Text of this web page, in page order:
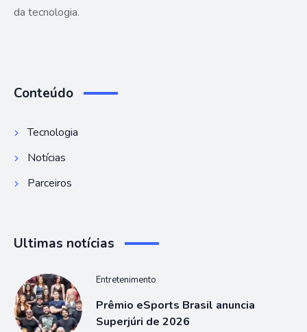
da tecnologia.
Conteúdo
Tecnologia
Notícias
Parceiros
Ultimas notícias
Entretenimento
Prêmio eSports Brasil anuncia
Superjúri de 2026